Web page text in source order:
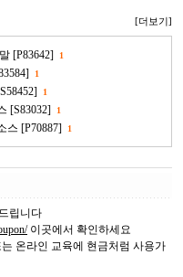
[더보기]
[P83642] 1
1
1
[S83032] 1
스 [P70887] 1
립니다
이곳에서 확인하세요
온라인 교육에 현금처럼 사용가